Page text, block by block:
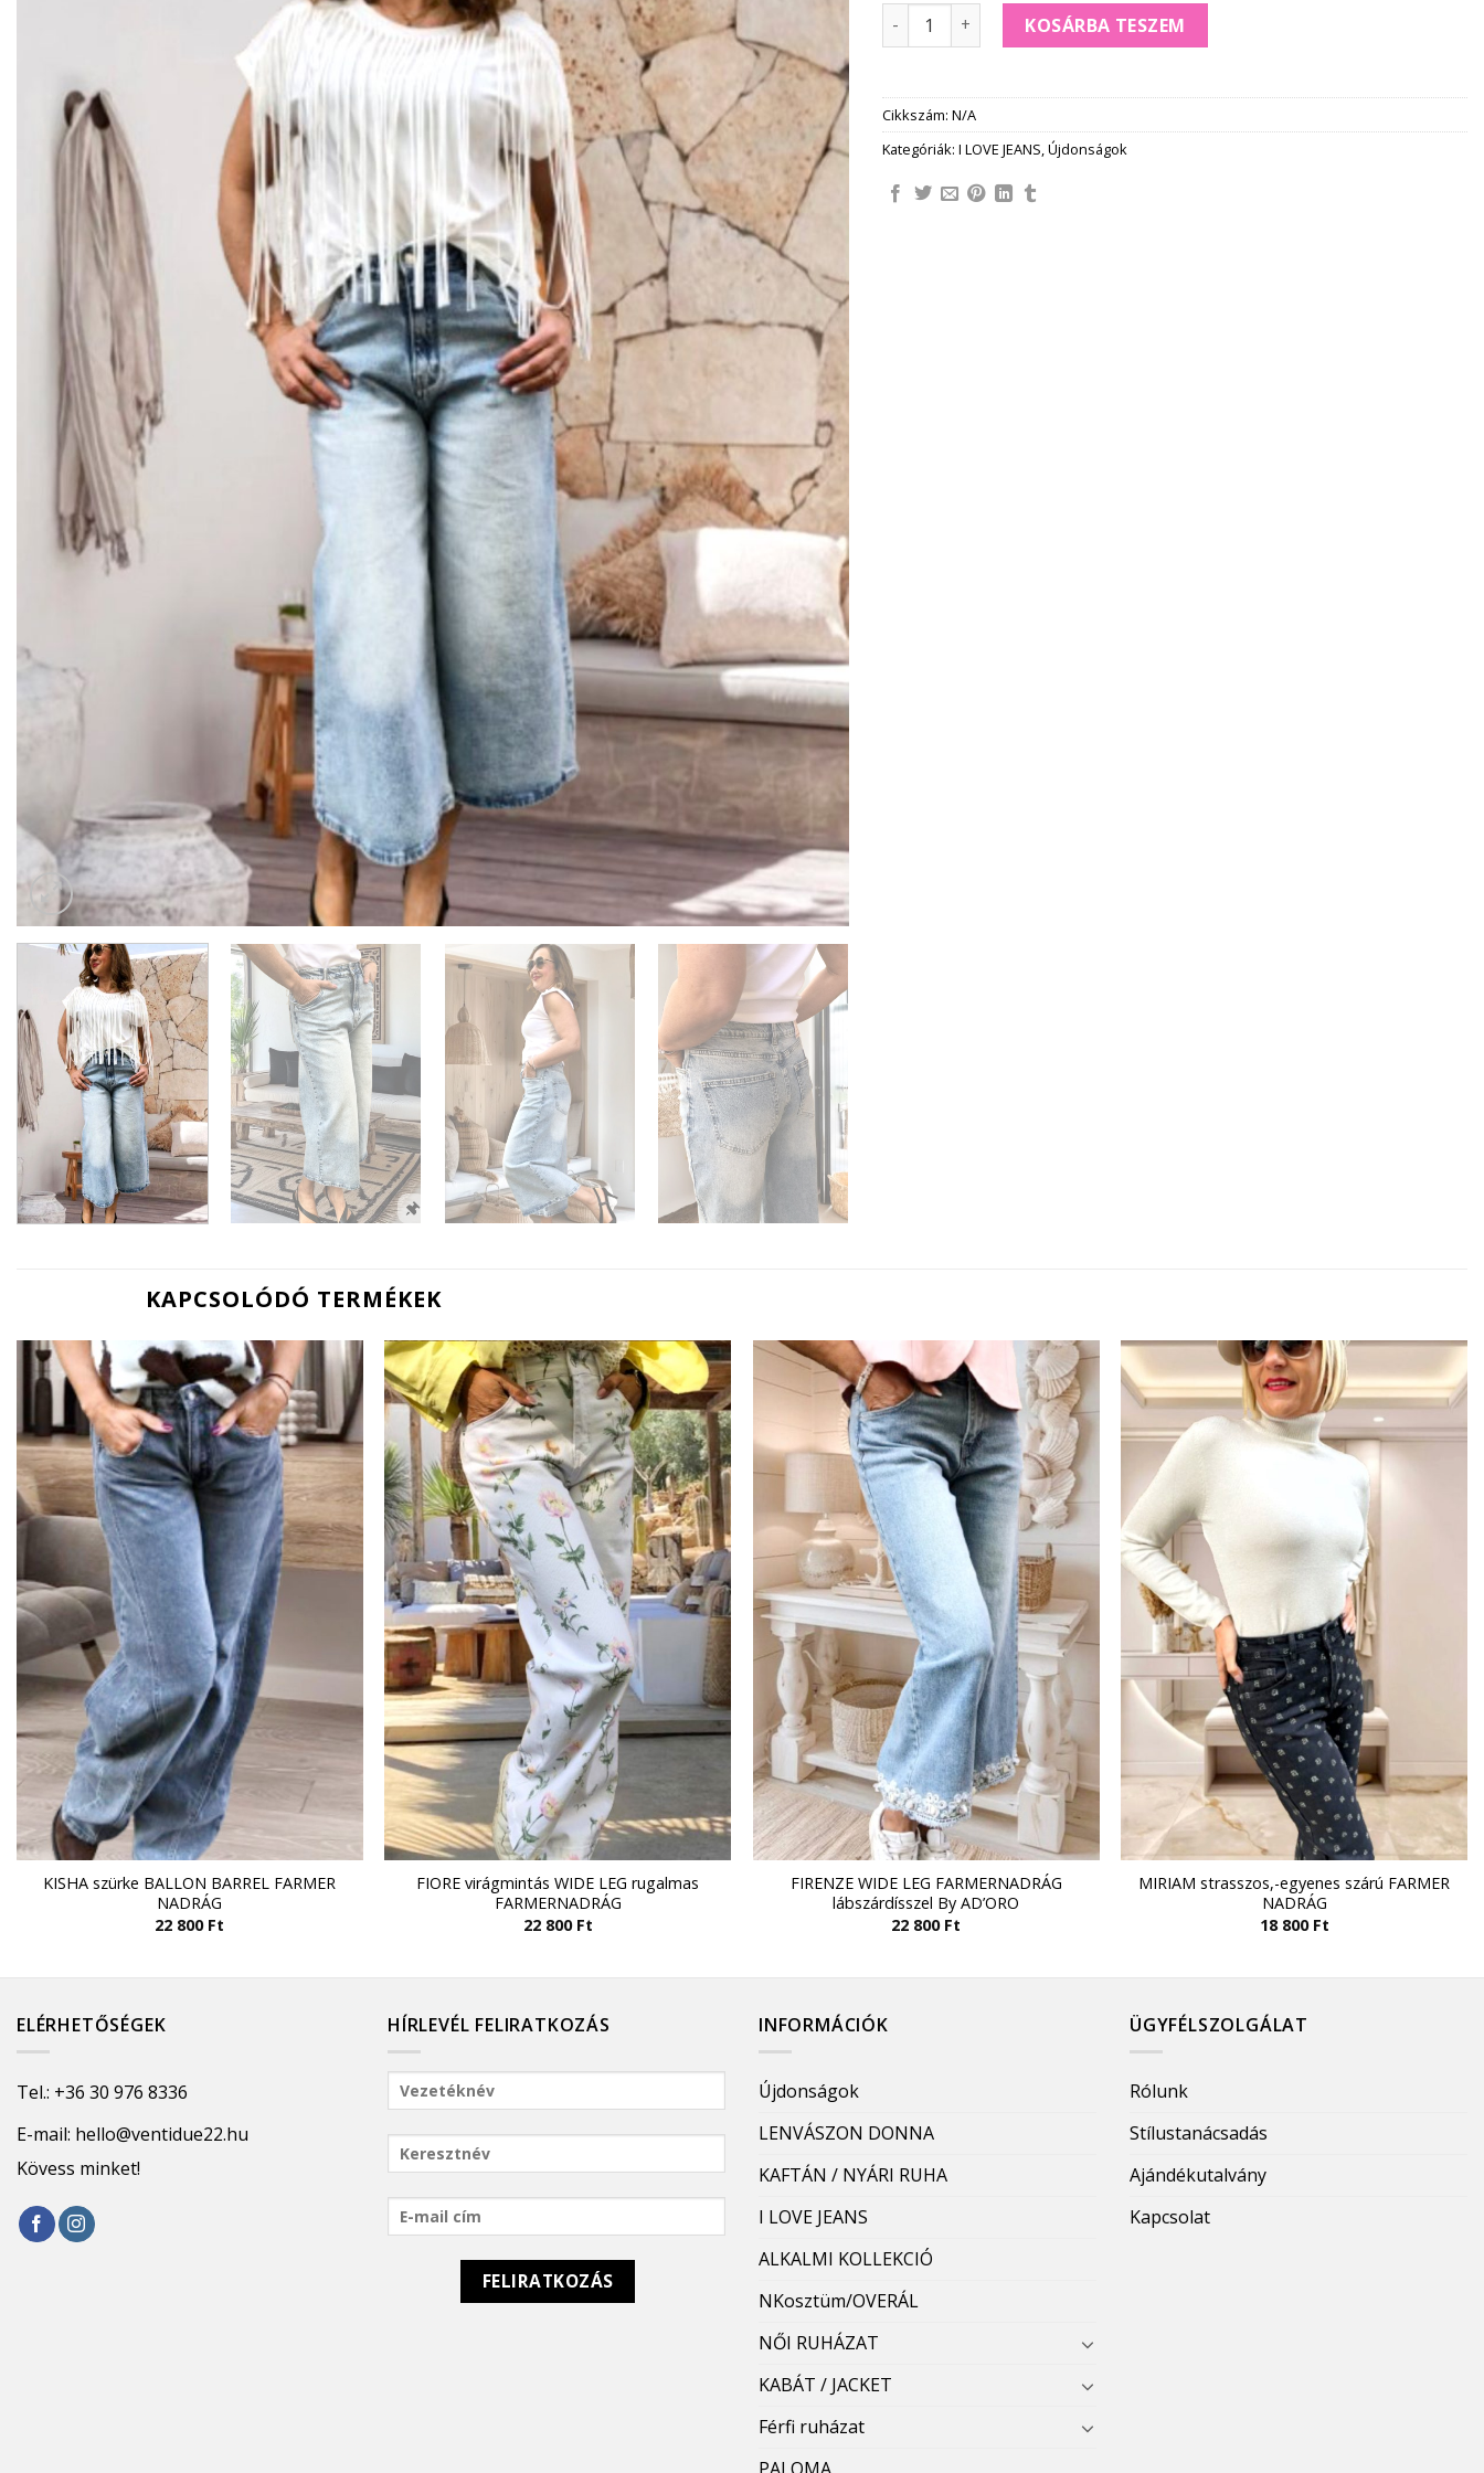
ROLITA BERMUDA denim BAGGY mennyiség
KOSÁRBA TESZEM
Cikkszám: N/A
Kategóriák: I LOVE JEANS Újdonságok
KAPCSOLÓDÓ TERMÉKEK
KISHA szürke BALLON BARREL FARMER
NADRÁG
22 800 Ft
FIORE virágmintás WIDE LEG rugalmas
FARMERNADRÁG
22 800 Ft
FIRENZE WIDE LEG FARMERNADRÁG
lábszárdísszel By AD’ORO
22 800 Ft
MIRIAM strasszos,-egyenes szárú FARMER
NADRÁG
18 800 Ft
ELÉRHETŐSÉGEK
Tel.: +36 30 976 8336
E-mail: hello@ventidue22.hu
Kövess minket!
HÍRLEVÉL FELIRATKOZÁS INFORMÁCIÓK
Újdonságok
LENVÁSZON DONNA
KAFTÁN / NYÁRI RUHA
I LOVE JEANS
ALKALMI KOLLEKCIÓ
NKosztüm/OVERÁL
NŐI RUHÁZAT
KABÁT / JACKET
Férfi ruházat
ÜGYFÉLSZOLGÁLAT
Rólunk
Stílustanácsadás
Ajándékutalvány
Kapcsolat